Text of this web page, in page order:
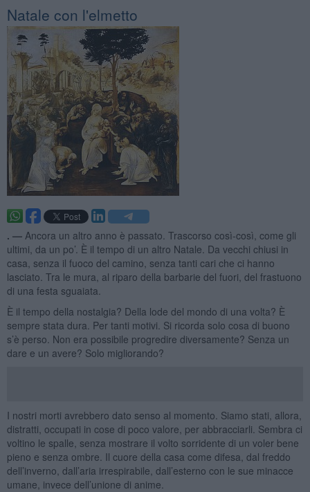
Natale con l'elmetto
. — Ancora un altro anno è passato. Trascorso così-così, come gli
ultimi, da un po’. È il tempo di un altro Natale. Da vecchi chiusi in
casa, senza il fuoco del camino, senza tanti cari che ci hanno
lasciato. Tra le mura, al riparo della barbarie del fuori, del frastuono
di una festa sguaiata.
È il tempo della nostalgia? Della lode del mondo di una volta? È
sempre stata dura. Per tanti motivi. Si ricorda solo cosa di buono
s’è perso. Non era possibile progredire diversamente? Senza un
dare e un avere? Solo migliorando?
I nostri morti avrebbero dato senso al momento. Siamo stati, allora,
distratti, occupati in cose di poco valore, per abbracciarli. Sembra ci
voltino le spalle, senza mostrare il volto sorridente di un voler bene
pieno e senza ombre. Il cuore della casa come difesa, dal freddo
dell’inverno, dall’aria irrespirabile, dall’esterno con le sue minacce
umane, invece dell’unione di anime.